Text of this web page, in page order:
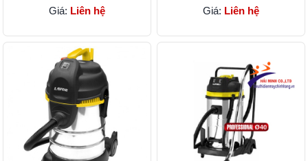
Giá: Liên hệ Giá: Liên hệ